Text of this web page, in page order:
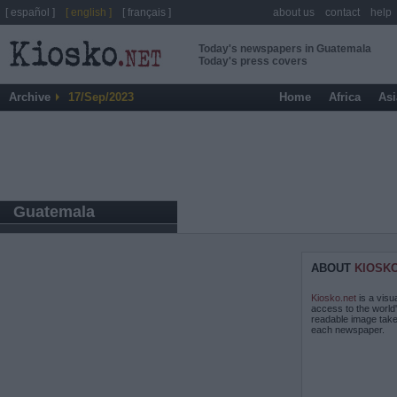
Today's newspapers in Guatemala
Today's press covers
Archive 17/Sep/2023 Home Africa
Guatemala
ABOUT
Kiosko.net is a
access to the
readable image
each newspaper.
[ español ] [ english ] [ français ] about us contact help